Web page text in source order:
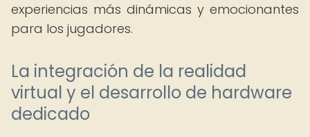
experiencias más dinámicas y emocionantes
para los jugadores.
La integración de la realidad
virtual y el desarrollo de hardware
dedicado